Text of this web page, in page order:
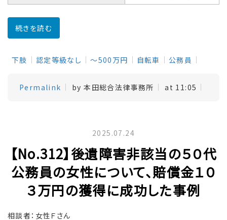
続きを読む
下肢 認定等級なし ～500万円 自転車 公務員
Permalink by 本田総合法律事務所 at 11:05
2025.07.24
【No.312】後遺障害非該当の５０代
公務員の女性について、賠償金１０
３万円の獲得に成功した事例
相談者：女性Ｆさん